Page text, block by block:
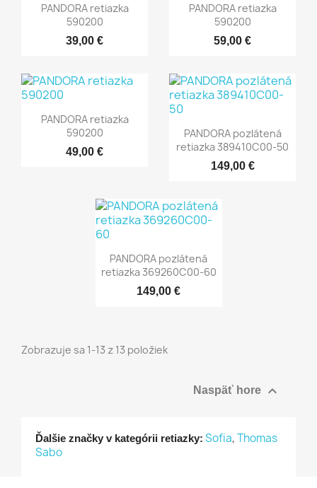
PANDORA retiazka
590200
39,00 €
PANDORA retiazka
590200
59,00 €
PANDORA retiazka
590200
49,00 €
PANDORA pozlátená
retiazka 389410C00-50
149,00 €
PANDORA pozlátená
retiazka 369260C00-60
149,00 €
Zobrazuje sa 1-13 z 13 položiek
Naspäť hore 
Ďalšie značky v kategórii retiazky: Sofia,Thomas
Sabo